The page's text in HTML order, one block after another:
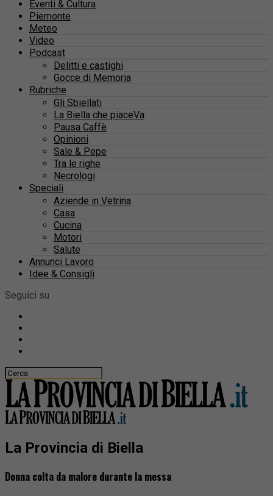
Eventi & Cultura
Piemonte
Meteo
Video
Podcast
Delitti e castighi
Gocce di Memoria
Rubriche
Gli Sbiellati
La Biella che piaceVa
Pausa Caffè
Opinioni
Sale & Pepe
Tra le righe
Necrologi
Speciali
Aziende in Vetrina
Casa
Cucina
Motori
Salute
Annunci Lavoro
Idee & Consigli
Seguici su
La Provincia di Biella
Donna colta da malore durante la messa